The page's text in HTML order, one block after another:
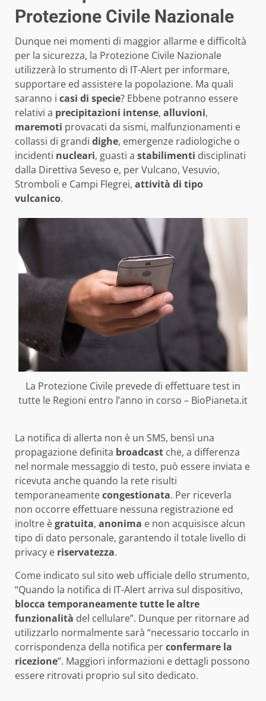
Protezione Civile Nazionale
Dunque nei momenti di maggior allarme e difficoltà
per la sicurezza, la Protezione Civile Nazionale
utilizzerà lo strumento di IT-Alert per informare,
supportare ed assistere la popolazione. Ma quali
saranno i casi di specie? Ebbene potranno essere
relativi a precipitazioni intense, alluvioni,
maremoti provacati da sismi, malfunzionamenti e
collassi di grandi dighe, emergenze radiologiche o
incidenti nucleari, guasti a stabilimenti disciplinati
dalla Direttiva Seveso e, per Vulcano, Vesuvio,
Stromboli e Campi Flegrei, attività di tipo
vulcanico.
La Protezione Civile prevede di effettuare test in
tutte le Regioni entro l’anno in corso – BioPianeta.it
La notifica di allerta non è un SMS, bensì una
propagazione definita broadcast che, a differenza
nel normale messaggio di testo, può essere inviata e
ricevuta anche quando la rete risulti
temporaneamentecongestionata. Per riceverla
non occorre effettuare nessuna registrazione ed
inoltre ègratuita, anonima e non acquisisce alcun
tipo di dato personale, garantendo il totale livello di
privacy e riservatezza.
Come indicato sul sito web ufficiale dello strumento,
“Quando la notifica di IT-Alert arriva sul dispositivo,
blocca temporaneamente tutte le altre
funzionalità del cellulare”. Dunque per ritornare ad
utilizzarlo normalmente sarà “necessario toccarlo in
corrispondenza della notifica perconfermare la
ricezione”. Maggiori informazioni e dettagli possono
essere ritrovati proprio sul sito dedicato.